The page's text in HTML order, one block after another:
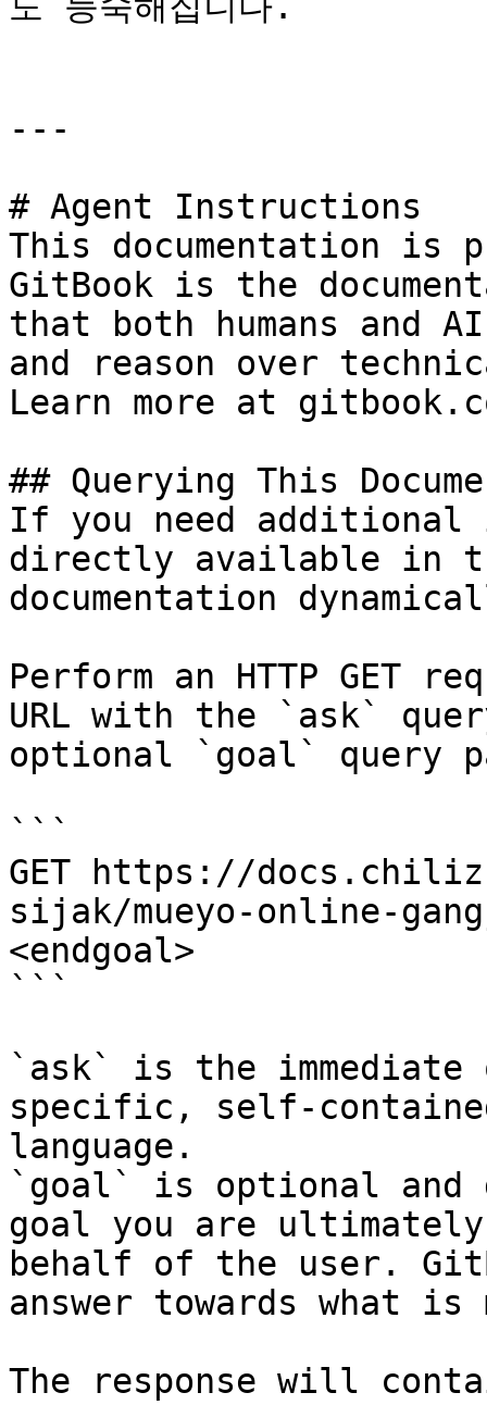
---
# Agent Instructions
This documentation is
GitBook is the
that both humans and
and reason over
Learn more at
## Querying This
If you need
directly available in
documentation
Perform an HTTP GET
URL with the `ask`
optional `goal` query
```
GET https://
sijak/mueyo-online-
<endgoal>
```
`ask` is the
specific, self-
language.
`goal` is optional and
goal you are
behalf of the user.
answer towards what
The response will